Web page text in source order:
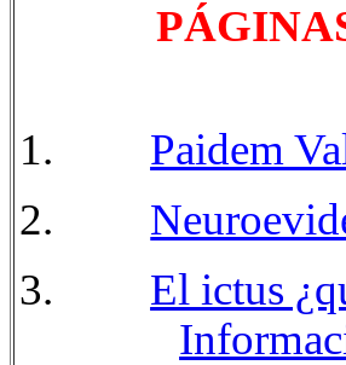
Paidem
El ictus